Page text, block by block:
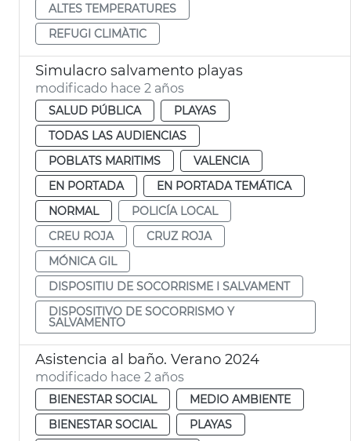
ALTES TEMPERATURES
REFUGI CLIMÀTIC
Simulacro salvamento playas
modificado hace 2 años
SALUD PÚBLICA
PLAYAS
TODAS LAS AUDIENCIAS
POBLATS MARITIMS
VALENCIA
EN PORTADA
EN PORTADA TEMÁTICA
NORMAL
POLICÍA LOCAL
CREU ROJA
CRUZ ROJA
MÓNICA GIL
DISPOSITIU DE SOCORRISME I SALVAMENT
DISPOSITIVO DE SOCORRISMO Y
SALVAMENTO
Asistencia al baño. Verano 2024
modificado hace 2 años
BIENESTAR SOCIAL
MEDIO AMBIENTE
BIENESTAR SOCIAL
PLAYAS